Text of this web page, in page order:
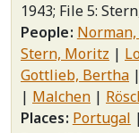
1943; File 5:
People Norman,
Stern, Moritz
Gottlieb, Bertha
Malchen
Places Portugal